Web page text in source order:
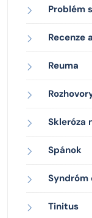
Problém
Recenze
Reuma
Skleróza
Spánok
Syndróm
Tinitus